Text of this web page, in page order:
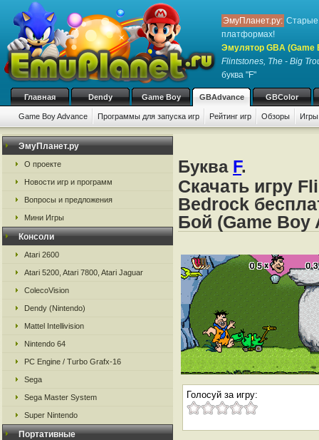
ЭмуПланет.ру: Старые
платформах!
Эмулятор GBA (Game
Flintstones, The - Big
буква "F"
Главная Dendy Game Boy GBAdvance GBColor
Game Boy Advance Программы для запуска игр Рейтинг игр Обзоры
ЭмуПланет.ру
О проекте
Новости игр и программ
Вопросы и предложения
Мини Игры
Консоли
Atari 2600
Atari 5200, Atari 7800, Atari Jaguar
ColecoVision
Dendy (Nintendo)
Mattel Intellivision
Nintendo 64
PC Engine / Turbo Grafx-16
Sega
Sega Master System
Super Nintendo
Портативные
Буква F.
Скачать игру
Bedrock
Бой (Game Boy
Голосуй за игру: